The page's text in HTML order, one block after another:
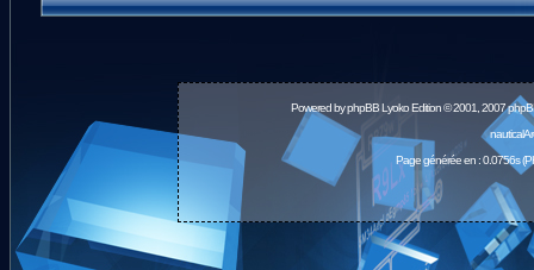
Powered byphpBBLyoko Edition © 2001, 2007
Page générée en : 0.0756s